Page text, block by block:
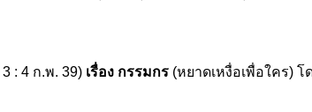
: 4 ก.พ. 39) เรื่อง กรรมกร (หยาดเหงื่อเพื่อใคร)